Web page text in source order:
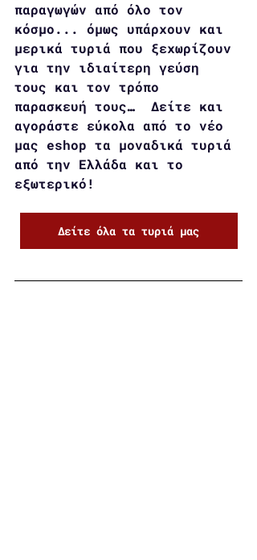
παραγωγών από όλο τον
κόσμο... όμως υπάρχουν και
μερικά τυριά που ξεχωρίζουν
για την ιδιαίτερη γεύση
τους και τον τρόπο
παρασκευή τους…  Δείτε και
αγοράστε εύκολα από το νέο
μας eshop τα μοναδικά τυριά
από την Ελλάδα και το
εξωτερικό!
Δείτε όλα τα τυριά μας